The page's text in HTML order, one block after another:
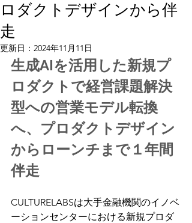
ロダクトデザインから伴
走
更新日： 2024年11月11日
生成AIを活用した新規プ
ロダクトで経営課題解決
型への営業モデル転換
へ、プロダクトデザイン
からローンチまで１年間
伴走
CULTURELABSは大手金融機関のイノベ
ーションセンターにおける新規プロダ